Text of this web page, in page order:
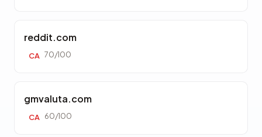
reddit.com
CA 70/100
gmvaluta.com
CA 60/100